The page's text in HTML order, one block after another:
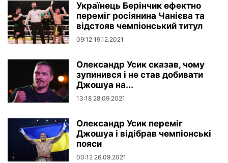
Українець Берінчик ефектно
переміг росіянина Чанієва та
відстояв чемпіонський титул
09:12 19.12.2021
Олександр Усик сказав, чому
зупинився і не став дoбивaти
Джошуа на...
13:18 28.09.2021
Олександр Усик переміг
Джошуа і відібрав чемпіонські
пояси
00:12 26.09.2021